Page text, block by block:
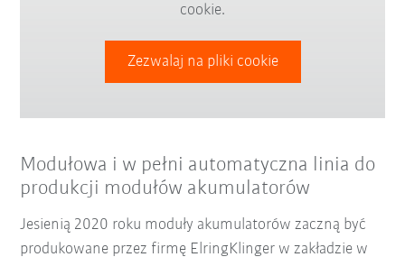
cookie.
Zezwalaj na pliki cookie
Modułowa i w pełni automatyczna linia do
produkcji modułów akumulatorów
Jesienią 2020 roku moduły akumulatorów zaczną być
produkowane przez firmę ElringKlinger w zakładzie w